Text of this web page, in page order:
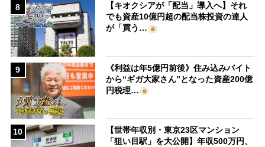
8
【キオクシアが「配当」導入へ】それ
でも資産10億円超の配当株投資の達人
が「買う…
9
《利益は年5億円前後》住み込みバイト
から“ギガ大家さん”となった資産200億
円税理…
10
【世帯年収別・東京23区マンション
「狙い目駅」を大公開】年収500万円、